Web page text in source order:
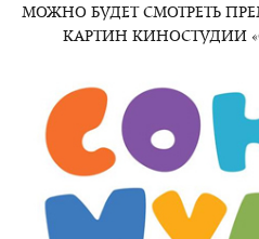
МОЖНО БУДЕТ СМОТРЕТЬ
КАРТИН КИНОСТУДИИ